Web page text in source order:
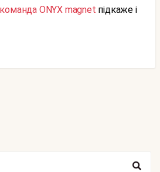
команда ONYX magnet підкаже і